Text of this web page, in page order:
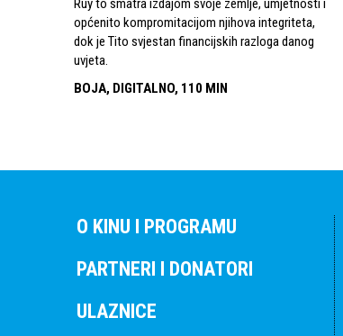
Ruy to smatra izdajom svoje zemlje, umjetnosti i
općenito kompromitacijom njihova integriteta,
dok je Tito svjestan financijskih razloga danog
uvjeta.
BOJA, DIGITALNO, 110 MIN
O KINU I PROGRAMU
PARTNERI I DONATORI
ULAZNICE